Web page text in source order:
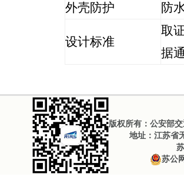
外壳防护
防
设计标准
取
据
版权所有：公安部
地址：江苏省
苏公